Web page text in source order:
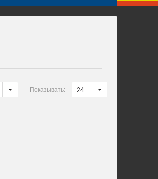
Показывать: 24